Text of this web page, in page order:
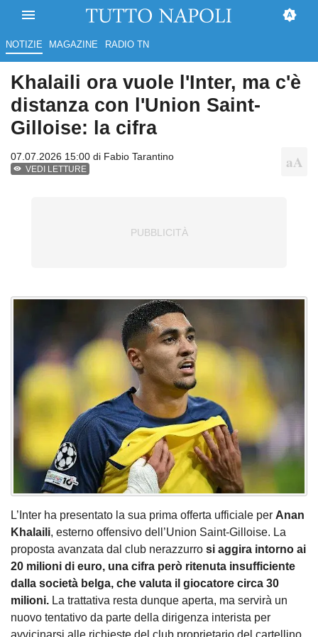
NOTIZIE MAGAZINE RADIO TN
Khalaili ora vuole l'Inter, ma c'è
distanza con l'Union Saint-
Gilloise: la cifra
07.07.2026 15:00 di Fabio Tarantino
VEDI LETTURE
L’Inter ha presentato la sua prima offerta ufficiale per Anan
Khalaili, esterno offensivo dell’Union Saint-Gilloise. La
proposta avanzata dal club nerazzurro si aggira intorno ai
20 milioni di euro, una cifra però ritenuta insufficiente
dalla società belga, che valuta il giocatore circa 30
milioni. La trattativa resta dunque aperta, ma servirà un
nuovo tentativo da parte della dirigenza interista per
avvicinarsi alle richieste del club proprietario del cartellino.